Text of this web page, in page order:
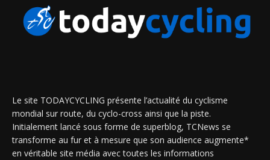
Le site TODAYCYCLING présente l’actualité du cyclisme
mondial sur route, du cyclo-cross ainsi que la piste.
Initialement lancé sous forme de superblog, TCNews se
transforme au fur et à mesure que son audience augmente*
en véritable site média avec toutes les informations